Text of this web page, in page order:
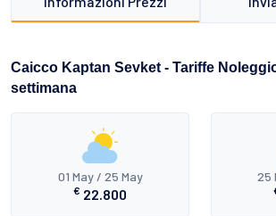
Caicco Kaptan Sevket - Tariffe
settimana
01 May / 25 May
€ 22.800
25